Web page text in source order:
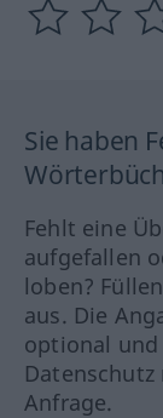
Sie haben
Fehlt eine
aufgefallen
loben?
aus. Die
optional
Anfrage.